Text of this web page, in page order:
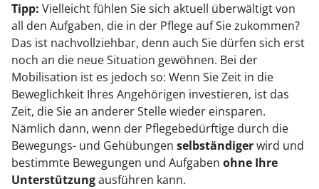
Tipp: Vielleicht fühlen Sie sich aktuell überwältigt von
all den Aufgaben, die in der Pflege auf Sie zukommen?
Das ist nachvollziehbar, denn auch Sie dürfen sich erst
noch an die neue Situation gewöhnen. Bei der
Mobilisation ist es jedoch so: Wenn Sie Zeit in die
Beweglichkeit Ihres Angehörigen investieren, ist das
Zeit, die Sie an anderer Stelle wieder einsparen.
Nämlich dann, wenn der Pflegebedürftige durch die
Bewegungs- und Gehübungen selbständigerwird und
bestimmte Bewegungen und Aufgaben ohne Ihre
Unterstützungausführen kann.